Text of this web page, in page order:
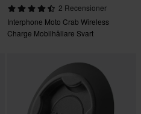
2 Recensioner
Interphone Moto Crab Wireless
Charge Mobilhållare Svart